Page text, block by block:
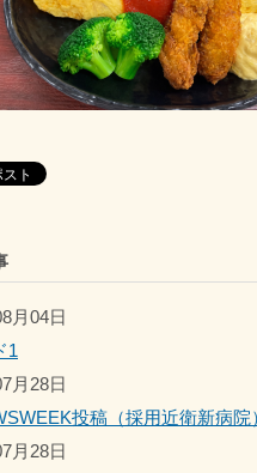
月04日
1
月28日
投稿（採用近衛新病院
月28日